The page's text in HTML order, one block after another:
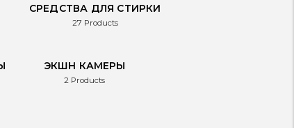
СРЕДСТВА ДЛЯ СТИРКИ
27 Products
ЭКШН КАМЕРЫ
2 Products